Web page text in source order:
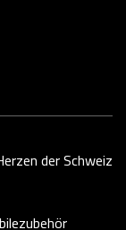
der Schweiz